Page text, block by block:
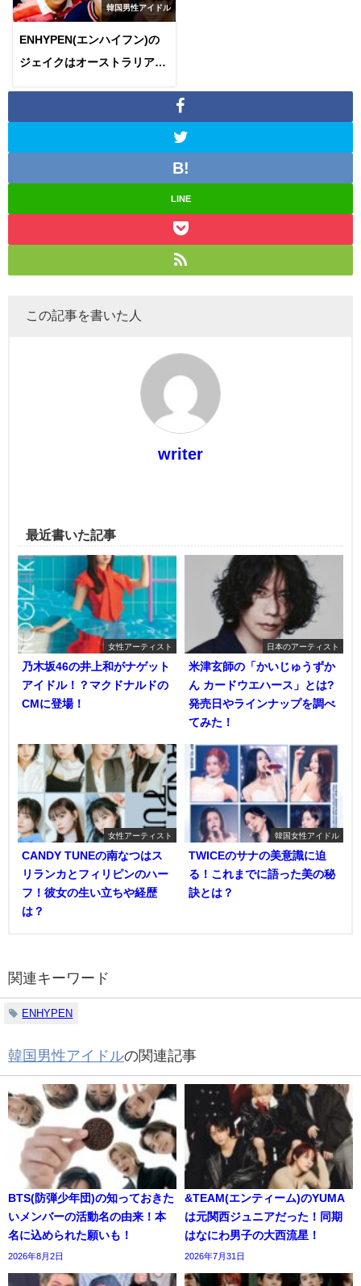
韓国男性アイドル
ENHYPEN(エンハイフン)の
ジェイクはオーストラリアブ
LINE
この記事を書いた人
writer
最近書いた記事
女性アーティスト
乃木坂46の井上和がナゲット
アイドル！？マクドナルドの
CMに登場！
日本のアーティスト
米津玄師の「かいじゅうずか
ん カードウエハース」とは?
発売日やラインナップを調べ
てみた！
女性アーティスト
CANDY TUNEの南なつはス
リランカとフィリピンのハー
フ！彼女の生い立ちや経歴
は？
韓国女性アイドル
TWICEのサナの美意識に迫
る！これまでに語った美の秘
訣とは？
関連キーワード
ENHYPEN
韓国男性アイドルの関連記事
BTS(防弾少年団)の知っておきた
いメンバーの活動名の由来！本
名に込められた願いも！
2026年8月2日
&TEAM(エンティーム)のYUMA
は元関西ジュニアだった！同期
はなにわ男子の大西流星！
2026年7月31日